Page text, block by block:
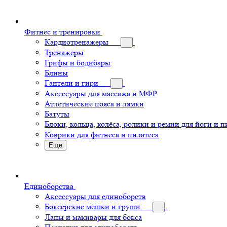
Фитнес и тренировки
Кардиотренажеры
Тренажеры
Грифы и бодибары
Блины
Гантели и гири
Аксессуары для массажа и МФР
Атлетические пояса и лямки
Батуты
Блоки, кольца, колёса, ролики и ремни для йоги и
Коврики для фитнеса и пилатеса
Еще
Единоборства
Аксессуары для единоборств
Боксерские мешки и груши
Лапы и макивары для бокса